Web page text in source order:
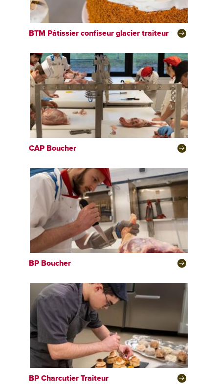
BTM Pâtissier confiseur glacier traiteur
CAP Boucher
BP Boucher
BP Charcutier Traiteur